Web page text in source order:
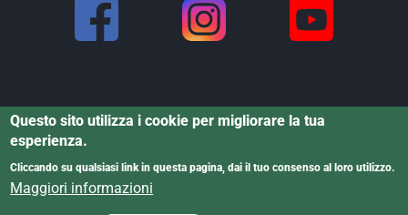
Informativa dati personali
Questo sito utilizza i cookie per migliorare la tua
esperienza.
Cliccando su qualsiasi link in questa pagina, dai il tuo consenso al loro utilizzo.
Maggiori informazioni